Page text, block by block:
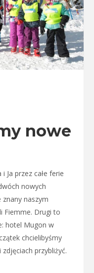
nowe
Ja przez całe ferie
nowych
znany naszym
Fiemme. Drugi to
hotel Mugon w
chcielibyśmy
przybliżyć.